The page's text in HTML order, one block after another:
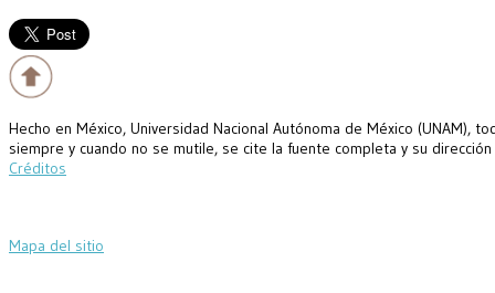
Hecho en México, Universidad Nacional Autónoma de México
siempre y cuando no se mutile, se cite la fuente completa y su
Créditos
Mapa del sitio